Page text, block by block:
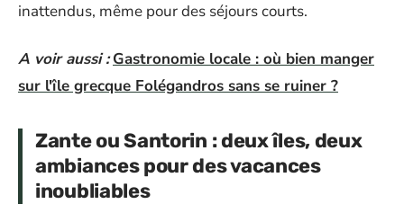
inattendus, même pour des séjours courts.
A voir aussi : Gastronomie locale : où bien manger
sur l'île grecque Folégandros sans se ruiner ?
Zante ou Santorin : deux îles, deux
ambiances pour des vacances
inoubliables